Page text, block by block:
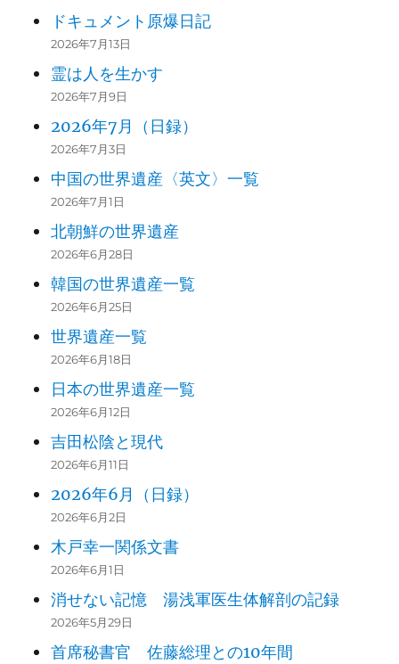
ドキュメント原爆日記
2026年7月13日
霊は人を生かす
2026年7月9日
2026年7月（日録）
2026年7月3日
中国の世界遺産〈英文〉一覧
2026年7月1日
北朝鮮の世界遺産
2026年6月28日
韓国の世界遺産一覧
2026年6月25日
世界遺産一覧
2026年6月18日
日本の世界遺産一覧
2026年6月12日
吉田松陰と現代
2026年6月11日
2026年6月（日録）
2026年6月2日
木戸幸一関係文書
2026年6月1日
消せない記憶 湯浅軍医生体解剖の記録
2026年5月29日
首席秘書官 佐藤総理との10年間